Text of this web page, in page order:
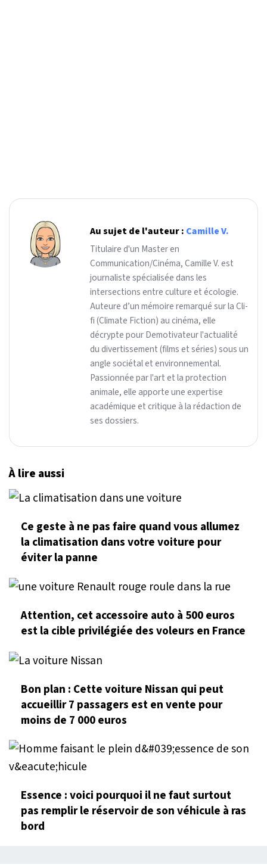
Au sujet de l'auteur : Camille V.
Titulaire d'un Master en
Communication/Cinéma, Camille V. est
journaliste spécialisée dans les
intersections entre culture et écologie.
Auteure d’un mémoire remarqué sur la Cli-
fi (Climate Fiction) au cinéma, elle
décrypte pour Demotivateur l'actualité
du divertissement (films et séries) sous un
angle sociétal et environnemental.
Passionnée par l'art et la protection
animale, elle apporte une expertise
académique et critique à la rédaction de
ses dossiers.
À lire aussi
Ce geste à ne pas faire quand vous allumez
la climatisation dans votre voiture pour
éviter la panne
Attention, cet accessoire auto à 500 euros
est la cible privilégiée des voleurs en France
Bon plan : Cette voiture Nissan qui peut
accueillir 7 passagers est en vente pour
moins de 7 000 euros
Essence : voici pourquoi il ne faut surtout
pas remplir le réservoir de son véhicule à ras
bord